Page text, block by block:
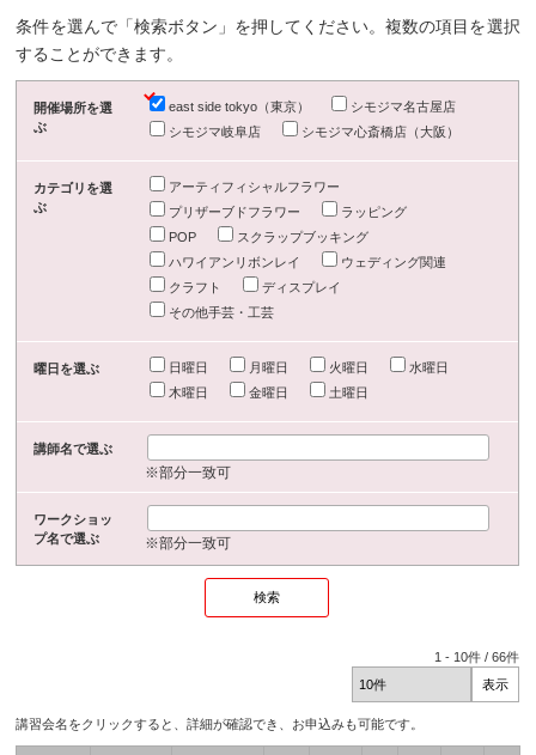
条件を選んで「検索ボタン」を押してください。複数の項目を選択
することができます。
開催場所を選
ぶ
east side tokyo（東京）
シモジマ名古屋店
シモジマ岐阜店
シモジマ心斎橋店（大阪）
カテゴリを選
ぶ
アーティフィシャルフラワー
プリザーブドフラワー
ラッピング
POP
スクラップブッキング
ハワイアンリボンレイ
ウェディング関連
クラフト
ディスプレイ
その他手芸・工芸
曜日を選ぶ 日曜日 月曜日 火曜日
水曜日
木曜日
金曜日 土曜日
講師名で選ぶ
※部分一致可
ワークショッ
プ名で選ぶ
※部分一致可
1 - 10件 /66件
講習会名をクリックすると、詳細が確認でき、お申込みも可能です。